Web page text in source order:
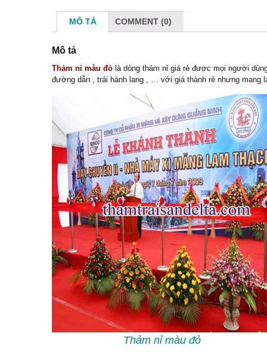
MÔ TẢ COMMENT (0)
Mô tả
Thảm nỉ màu đỏ là dòng thảm nỉ giá rẻ được mọi người
đường dẫn , trải hành lang , … với giá thành rẻ nhưng mang
Thảm nỉ màu đỏ